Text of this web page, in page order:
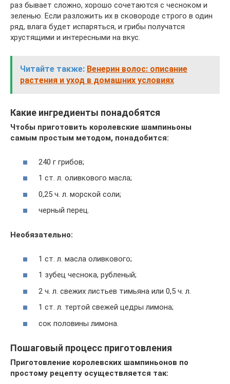
раз бывает сложно, хорошо сочетаются с чесноком и
зеленью. Если разложить их в сковороде строго в один
ряд, влага будет испаряться, и грибы получатся
хрустящими и интересными на вкус.
Читайте также: Венерин волос: описание
растения и уход в домашних условиях
Какие ингредиенты понадобятся
Чтобы приготовить королевские шампиньоны
самым простым методом, понадобится:
240 г грибов;
1 ст. л. оливкового масла;
0,25 ч. л. морской соли;
черный перец.
Необязательно:
1 ст. л. масла оливкового;
1 зубец чеснока, рубленый;
2 ч. л. свежих листьев тимьяна или 0,5 ч. л.
1 ст. л. тертой свежей цедры лимона;
сок половины лимона.
Пошаговый процесс приготовления
Приготовление королевских шампиньонов по
простому рецепту осуществляется так: